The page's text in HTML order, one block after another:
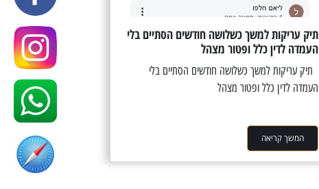
תיק עריקות למשך כשלושה חודשים הסתיים בלי
העמדה לדין כלל ופטור מצהל
תיק עריקות למשך כשלושה חודשים הסתיים בלי
העמדה לדין כלל ופטור מצהל
המשך קריאה